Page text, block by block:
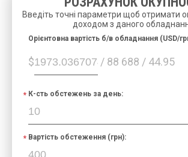
Введіть точні параметри щоб отримати
доходом з даного
$ / 88 688 / 44.95
Орієнтовна вартість б/в обладнання (USD/
К-сть обстежень за день:
Вартість обстеження (грн):